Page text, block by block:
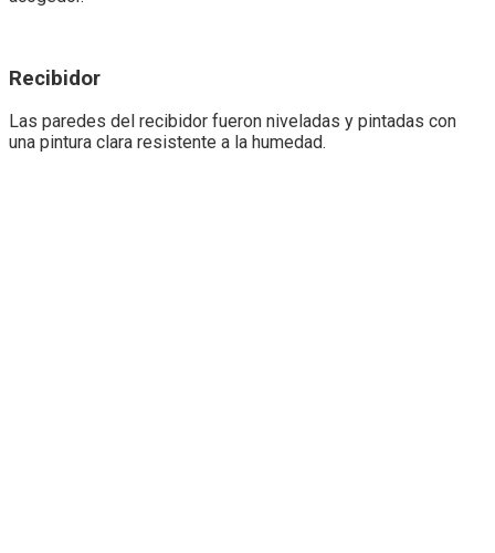
Recibidor
Las paredes del recibidor fueron niveladas y pintadas con
una pintura clara resistente a la humedad.